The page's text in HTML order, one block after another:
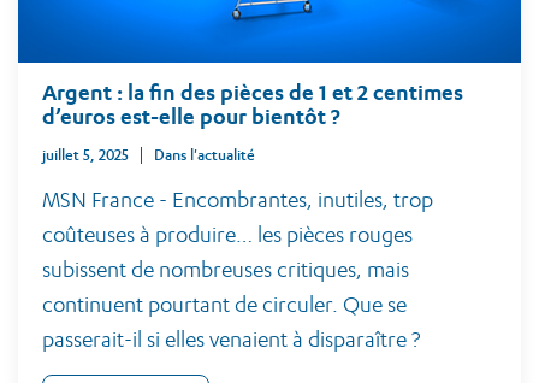
Argent : la fin des pièces de 1 et 2 centimes
d’euros est-elle pour bientôt ?
juillet 5, 2025 Dans l'actualité
MSN France - Encombrantes, inutiles, trop
coûteuses à produire… les pièces rouges
subissent de nombreuses critiques, mais
continuent pourtant de circuler. Que se
passerait-il si elles venaient à disparaître ?